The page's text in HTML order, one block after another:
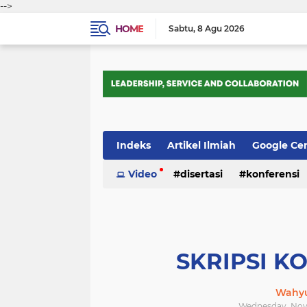
-->
HOME
Sabtu 8 Agu 2026
Indeks Artikel Ilmiah Google
Tips Trik Webometrics
Video disertasi konferensi
SKRIPSI